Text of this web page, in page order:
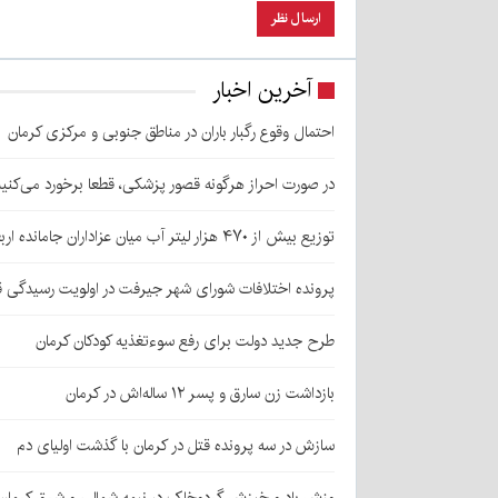
آخرین اخبار
احتمال وقوع رگبار باران در مناطق جنوبی و مرکزی کرمان
در صورت احراز هرگونه قصور پزشکی، قطعا برخورد
توزیع بیش از ۴۷۰ هزار لیتر آب میان عزاداران جامانده اربعین در کرمان
پرونده اختلافات شورای شهر جیرفت در اولویت
طرح جدید دولت برای رفع سوءتغذیه کودکان کرمان
بازداشت زن سارق و پسر ۱۲ ساله‌اش در کرمان
سازش در سه پرونده قتل در کرمان با گذشت اولیای دم